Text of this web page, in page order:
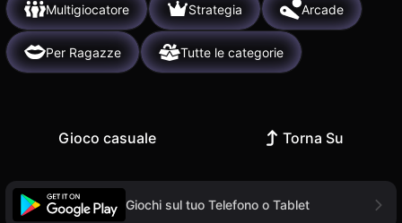
Multigiocatore Strategia Arcade
Per Ragazze Tutte le categorie
Gioco casuale Torna Su
Giochi sul tuo Telefono o Tablet